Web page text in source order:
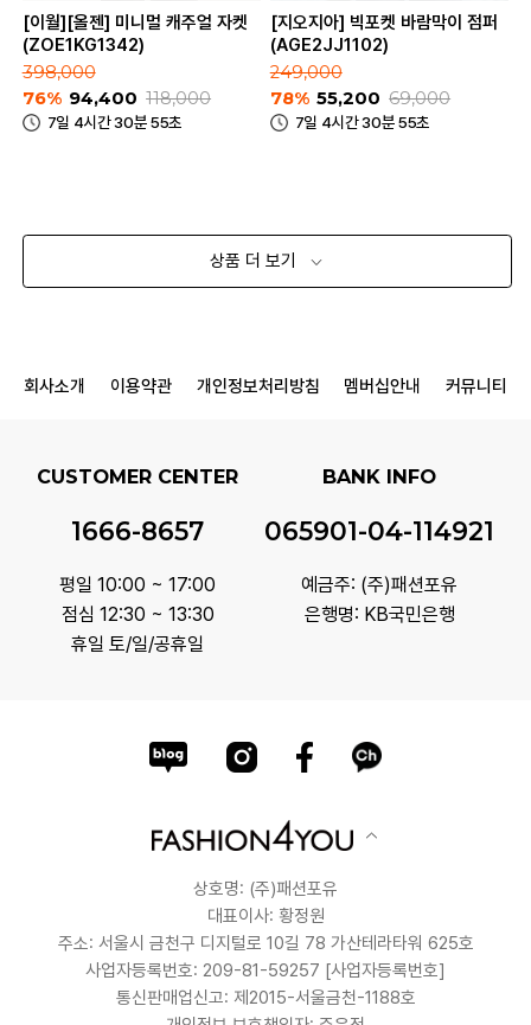
[이월][올젠] 미니멀 캐주얼 자켓
(ZOE1KG1342)
398,000
76% 94,400 118,000
7일 4시간 30분 55초
[지오지아] 빅포켓 바람막이 점퍼
(AGE2JJ1102)
249,000
78% 55,200 69,000
7일 4시간 30분 55초
상품 더 보기
회사소개 이용약관 개인정보처리방침 멤버십안내 커뮤니티
CUSTOMER CENTER
1666-8657
평일 10:00 ~ 17:00
점심 12:30 ~ 13:30
휴일 토/일/공휴일
BANK INFO
065901-04-114921
예금주: (주)패션포유
은행명: KB국민은행
상호명: (주)패션포유
대표이사: 황정원
주소: 서울시 금천구 디지털로 10길 78 가산테라타워 625호
사업자등록번호: 209-81-59257 [사업자등록번호]
통신판매업신고: 제2015-서울금천-1188호